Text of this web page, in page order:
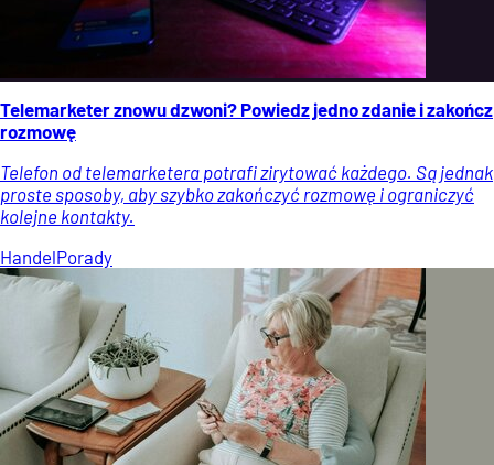
Telemarketer znowu dzwoni? Powiedz jedno zdanie i zakończ
rozmowę
Telefon od telemarketera potrafi zirytować każdego. Są jednak
proste sposoby, aby szybko zakończyć rozmowę i ograniczyć
kolejne kontakty.
HandelPorady